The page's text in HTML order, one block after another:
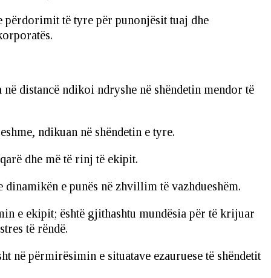
përdorimit të tyre për punonjësit tuaj dhe
distancë ndikoi ndryshe në shëndetin mendor të
ndikuan në shëndetin e tyre.
dhe më të rinj të ekipit.
dinamikën e punës në zhvillim të vazhdueshëm.
e ekipit; është gjithashtu mundësia për të krijuar
të rëndë.
në përmirësimin e situatave ezauruese të shëndetit